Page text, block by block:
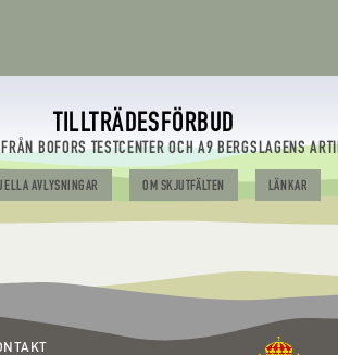
TILLTRÄDESFÖRBUD
BOFORS TESTCENTER OCH A9 BERGSLAGENS
AVLYSNINGAR OM SKJUTFÄLTEN LÄNKAR